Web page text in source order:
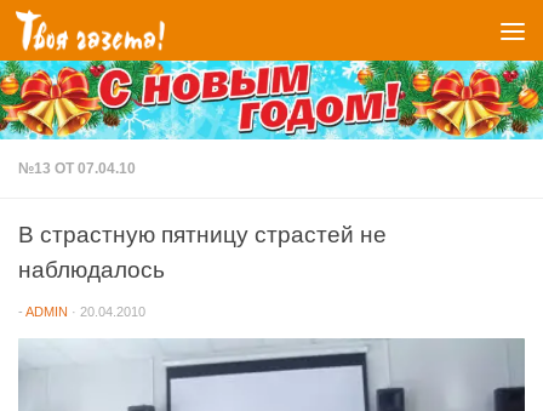
Перейти к содержимому
№13 ОТ 07.04.10
В страстную пятницу страстей не
наблюдалось
- ADMIN · 20.04.2010